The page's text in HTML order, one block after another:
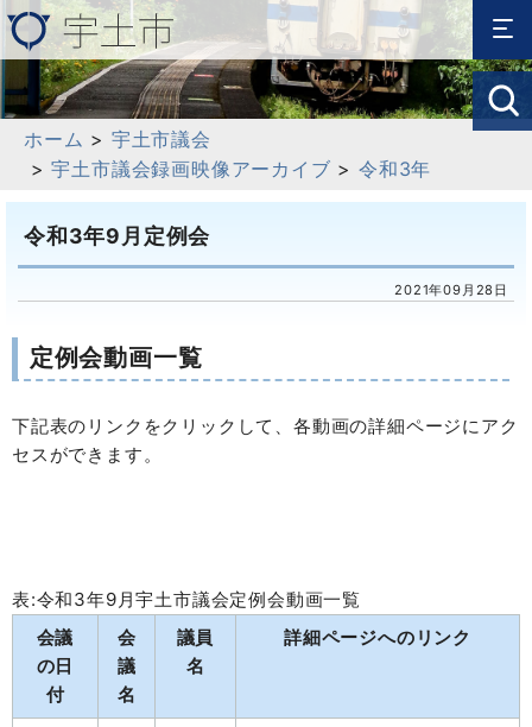
ホーム > 宇土市議会
>宇土市議会録画映像アーカイブ >令和3年
令和3年9月定例会
2021年09月28日
定例会動画一覧
下記表のリンクをクリックして、各動画の詳細ページにアク
セスができます。
表:令和3年9月宇土市議会定例会動画一覧
会議
の日
付
会
議
名
議員
名
詳細ページへのリンク